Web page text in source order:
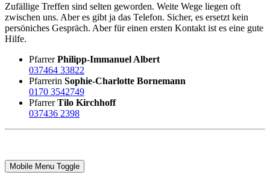
Zufällige Treffen sind selten geworden. Weite Wege liegen oft
zwischen uns. Aber es gibt ja das Telefon. Sicher, es ersetzt kein
persöniches Gespräch. Aber für einen ersten Kontakt ist es eine gute
Hilfe.
PfarrerPhilipp-Immanuel Albert
037464 33822
Pfarrerin Sophie-Charlotte Bornemann
0170 3542749
PfarrerTilo Kirchhoff
037436 2398
Mobile Menu Toggle